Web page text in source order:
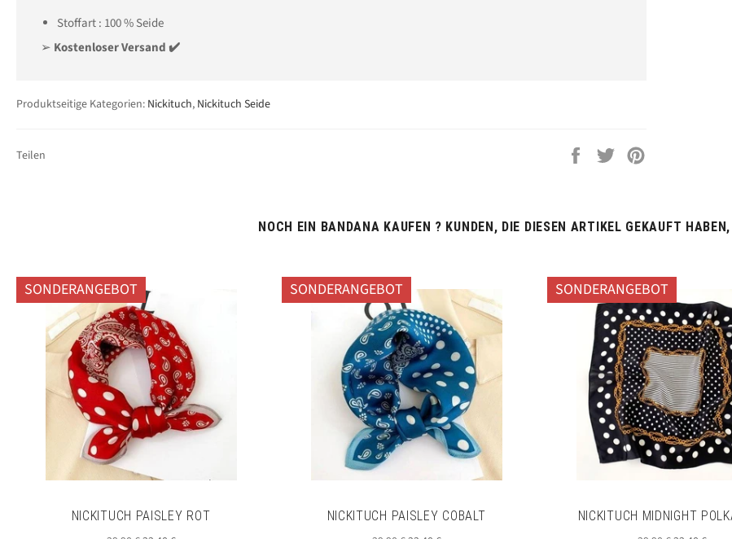
Stoffart : 100 % Seide
➢ Kostenloser Versand ✔️
Produktseitige Kategorien: Nickituch, Nickituch Seide
Teilen
Auf
Facebook
Auf
Twitter
NOCH EIN BANDANA KAUFEN ? KUNDEN, DIE DIESEN ARTIKEL GEKAUFT
NICKITUCH PAISLEY ROT
SONDERANGEBOT
NICKITUCH PAISLEY COBALT
SONDERANGEBOT
NICKITUCH MIDNIGHT
SONDERANGEBOT